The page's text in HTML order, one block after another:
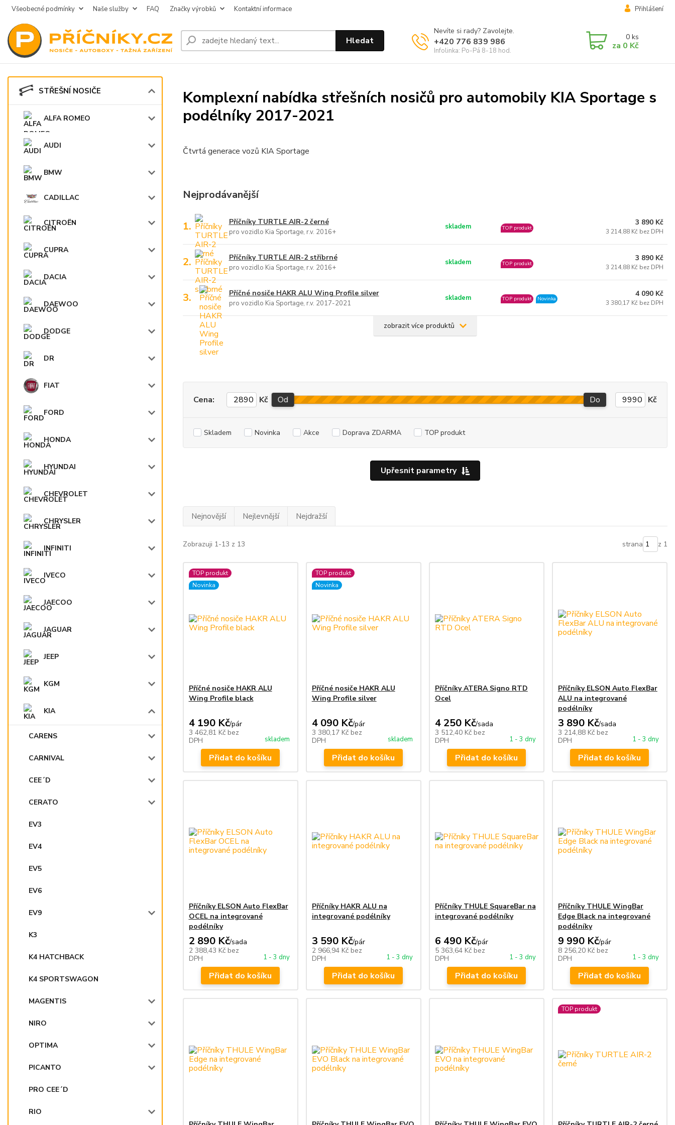
Všeobecné podmínky Naše služby FAQ Značky výrobků Kontaktní informace Přihlášení
Hledat
Nevíte si rady? Zavolejte.
+420 776 839 986
Infolinka: Po-Pá 8-18 hod.
0 ks
za 0 Kč
STŘEŠNÍ NOSIČE
ALFA ROMEO
AUDI
BMW
CADILLAC
CITROËN
CUPRA
DACIA
DAEWOO
DODGE
DR
FIAT
FORD
HONDA
HYUNDAI
CHEVROLET
CHRYSLER
INFINITI
IVECO
JAECOO
JAGUAR
JEEP
KGM
KIA
CARENS
CARNIVAL
CEE´D
CERATO
EV3
EV4
EV5
EV6
EV9
K3
K4 HATCHBACK
K4 SPORTSWAGON
MAGENTIS
NIRO
OPTIMA
PICANTO
PRO CEE´D
RIO
Komplexní nabídka střešních nosičů pro automobily KIA Sportage s
podélníky 2017-2021
Čtvrtá generace vozů KIA Sportage
Nejprodávanější
1. Příčníky TURTLE AIR-2 černé
pro vozidlo Kia Sportage, r.v. 2016+
skladem TOP produkt
3 890 Kč
3 214,88 Kč bez DPH
2. Příčníky TURTLE AIR-2 stříbrné
pro vozidlo Kia Sportage, r.v. 2016+
skladem TOP produkt
3 890 Kč
3 214,88 Kč bez DPH
3. Příčné nosiče HAKR ALU Wing Profile silver
pro vozidlo Kia Sportage, r.v. 2017-2021
skladem TOP produkt Novinka
4 090 Kč
3 380,17 Kč bez DPH
zobrazit více produktů
Upřesnit parametry
Cena: Kč Od Do Kč
Skladem Novinka Akce Doprava ZDARMA TOP produkt
Nejnovější Nejlevnější Nejdražší
Zobrazuji 1-13 z 13 strana z 1
TOP produkt
Novinka
Příčné nosiče HAKR ALU
Wing Profile black
4 190 Kč/pár
3 462,81 Kč bez
DPH
skladem
Přidat do košíku
TOP produkt
Novinka
Příčné nosiče HAKR ALU
Wing Profile silver
4 090 Kč/pár
3 380,17 Kč bez
DPH
skladem
Přidat do košíku
Příčníky ATERA Signo RTD
Ocel
4 250 Kč/sada
3 512,40 Kč bez
DPH
1 - 3 dny
Přidat do košíku
Příčníky ELSON Auto FlexBar
ALU na integrované
podélníky
3 890 Kč/sada
3 214,88 Kč bez
DPH
1 - 3 dny
Přidat do košíku
Příčníky ELSON Auto FlexBar
OCEL na integrované
podélníky
2 890 Kč/sada
2 388,43 Kč bez
DPH
1 - 3 dny
Přidat do košíku
Příčníky HAKR ALU na
integrované podélníky
3 590 Kč/pár
2 966,94 Kč bez
DPH
1 - 3 dny
Přidat do košíku
Příčníky THULE SquareBar na
integrované podélníky
6 490 Kč/pár
5 363,64 Kč bez
DPH
1 - 3 dny
Přidat do košíku
Příčníky THULE WingBar
Edge Black na integrované
podélníky
9 990 Kč/pár
8 256,20 Kč bez
DPH
1 - 3 dny
Přidat do košíku
TOP produkt